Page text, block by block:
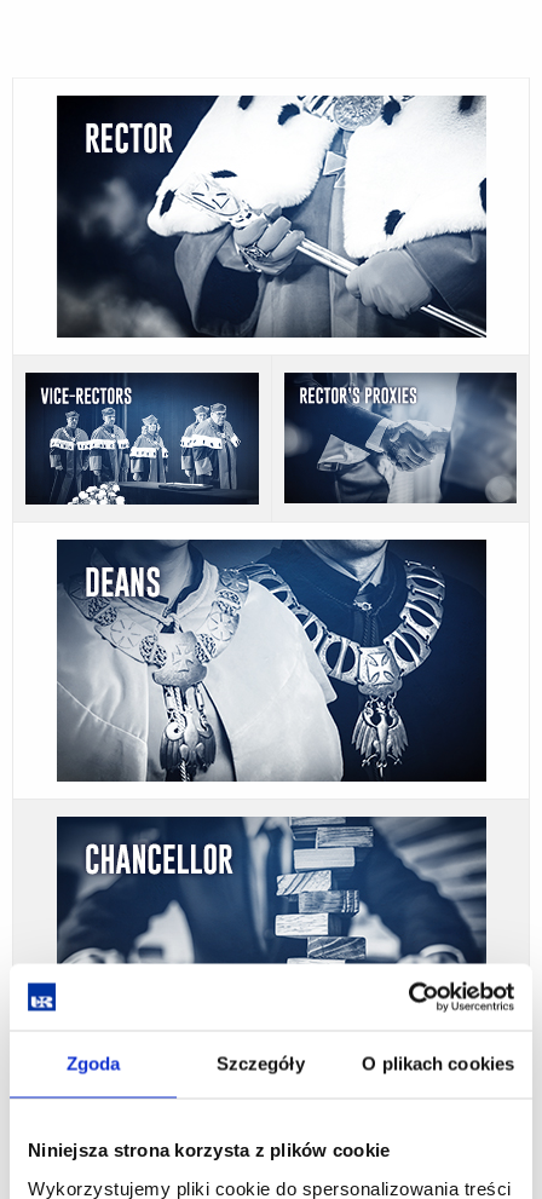
Zgoda Szczegóły O plikach cookies
Niniejsza strona korzysta z plików cookie
Wykorzystujemy pliki cookie do spersonalizowania treści